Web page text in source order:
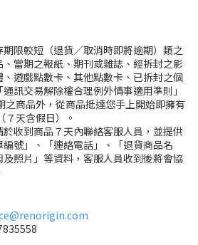
限較短（退貨／取消時即將逾期）類之
當期之報紙、期刊或雜誌、經拆封之影
遊戲點數卡、其他點數卡、已拆封之個
訊交易解除權合理例外情事適用準則」
之商品外，從商品抵達您手上開始即擁有
７天含假日）。
收到商品７天內聯絡客服人員，並提供
編號」、「連絡電話」、「退貨商品名
照片」等資料，客服人員收到後將會協